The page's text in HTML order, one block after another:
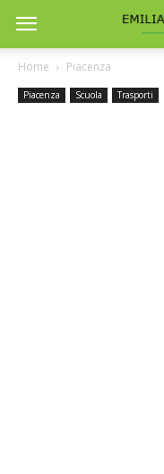
Home Piacenza
Piacenza Scuola Trasporti